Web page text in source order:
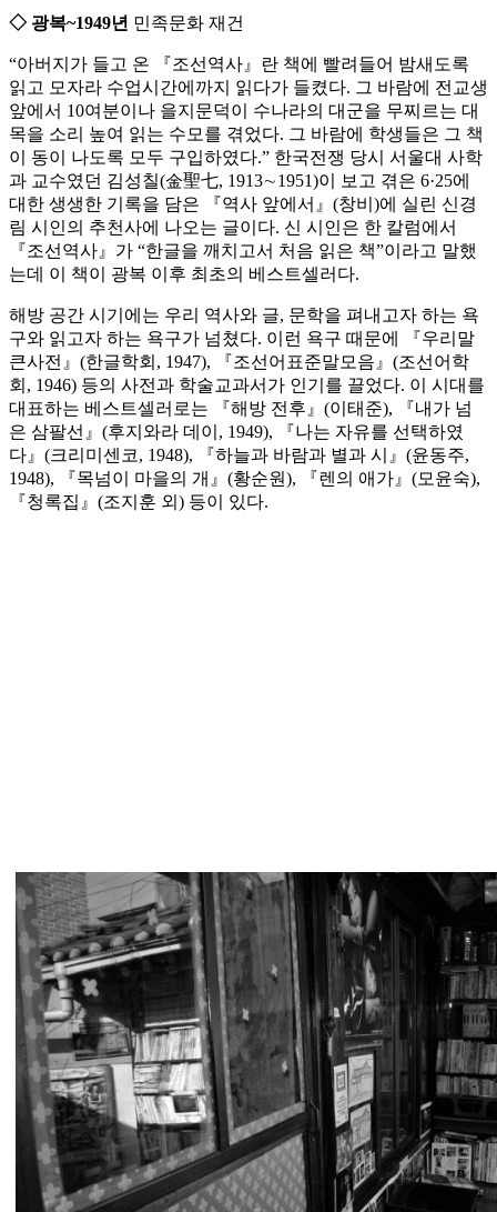
◇ 광복~1949년 민족문화 재건
“아버지가 들고 온 『조선역사』란 책에 빨려들어 밤새도록
읽고 모자라 수업시간에까지 읽다가 들켰다. 그 바람에 전교생
앞에서 10여분이나 을지문덕이 수나라의 대군을 무찌르는 대
목을 소리 높여 읽는 수모를 겪었다. 그 바람에 학생들은 그 책
이 동이 나도록 모두 구입하였다.” 한국전쟁 당시 서울대 사학
과 교수였던 김성칠(金聖七, 1913∼1951)이 보고 겪은 6·25에
대한 생생한 기록을 담은 『역사 앞에서』(창비)에 실린 신경
림 시인의 추천사에 나오는 글이다. 신 시인은 한 칼럼에서
『조선역사』가 “한글을 깨치고서 처음 읽은 책”이라고 말했
는데 이 책이 광복 이후 최초의 베스트셀러다.
해방 공간 시기에는 우리 역사와 글, 문학을 펴내고자 하는 욕
구와 읽고자 하는 욕구가 넘쳤다. 이런 욕구 때문에 『우리말
큰사전』(한글학회, 1947), 『조선어표준말모음』(조선어학
회, 1946) 등의 사전과 학술교과서가 인기를 끌었다. 이 시대를
대표하는 베스트셀러로는 『해방 전후』(이태준), 『내가 넘
은 삼팔선』(후지와라 데이, 1949), 『나는 자유를 선택하였
다』(크리미센코, 1948), 『하늘과 바람과 별과 시』(윤동주,
1948), 『목넘이 마을의 개』(황순원), 『렌의 애가』(모윤숙),
『청록집』(조지훈 외) 등이 있다.